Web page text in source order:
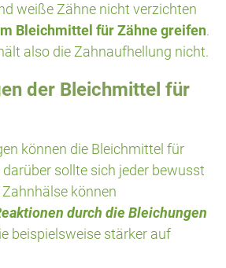
weiße Zähne nicht verzichten
Bleichmittel für Zähne greifen.
also die Zahnaufhellung nicht.
der Bleichmittel für
können die Bleichmittel für
sollte sich jeder bewusst
können
durch die Bleichungen
beispielsweise stärker auf